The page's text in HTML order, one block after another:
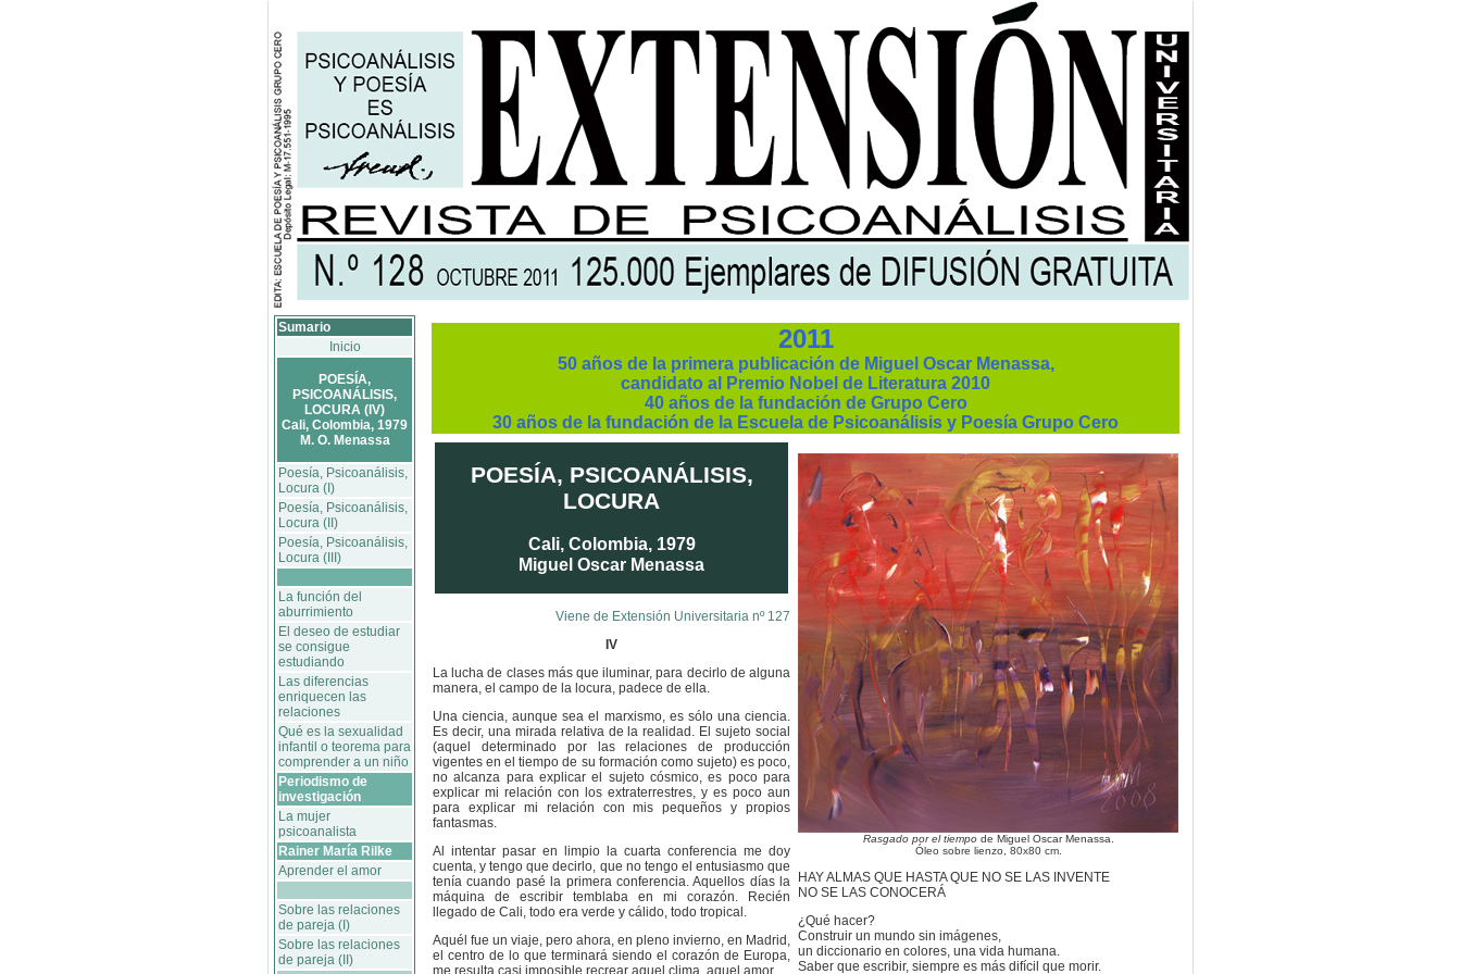
Sumario
Inicio
POESÍA,
PSICOANÁLISIS,
LOCURA (IV)
Cali, Colombia, 1979
M. O. Menassa
Poesía, Psicoanálisis,
Locura (I)
Poesía, Psicoanálisis,
Locura (II)
Poesía, Psicoanálisis,
Locura (III)
La función del
aburrimiento
El deseo de estudiar
se consigue
estudiando
Las diferencias
enriquecen las
relaciones
Qué es la sexualidad
infantil o teorema para
comprender a un niño
Periodismo de
investigación
La mujer
psicoanalista
Rainer María Rilke
Aprender el amor
Sobre las relaciones
de pareja (I)
Sobre las relaciones
de pareja (II)
2011
50 años de la primera publicación de Miguel Oscar Menassa,
candidato al Premio Nobel de Literatura 2010
40 años de la fundación de Grupo Cero
30 años de la fundación de la Escuela de Psicoanálisis y Poesía Grupo Cero
POESÍA, PSICOANÁLISIS,
LOCURA
Cali, Colombia, 1979
Miguel Oscar Menassa
Viene de Extensión Universitaria nº 127
IV
La lucha de clases más que iluminar, para decirlo de alguna
manera, el campo de la locura, padece de ella.
Una ciencia, aunque sea el marxismo, es sólo una ciencia.
Es decir, una mirada relativa de la realidad. El sujeto social
(aquel determinado por las relaciones de producción
vigentes en el tiempo de su formación como sujeto) es poco,
no alcanza para explicar el sujeto cósmico, es poco para
explicar mi relación con los extraterrestres, y es poco aun
para explicar mi relación con mis pequeños y propios
fantasmas.
Al intentar pasar en limpio la cuarta conferencia me doy
cuenta, y tengo que decirlo, que no tengo el entusiasmo que
tenía cuando pasé la primera conferencia. Aquellos días la
máquina de escribir temblaba en mi corazón. Recién
llegado de Cali, todo era verde y cálido, todo tropical.
Aquél fue un viaje, pero ahora, en pleno invierno, en Madrid,
el centro de lo que terminará siendo el corazón de Europa,
me resulta casi imposible recrear aquel clima, aquel amor.
Rasgado por el tiempode Miguel Oscar Menassa.
Óleo sobre lienzo, 80x80 cm.
HAY ALMAS QUE HASTA QUE NO SE LAS INVENTE
NO SE LAS CONOCERÁ
¿Qué hacer?
Construir un mundo sin imágenes,
un diccionario en colores, una vida humana.
Saber que escribir, siempre es más difícil que morir.